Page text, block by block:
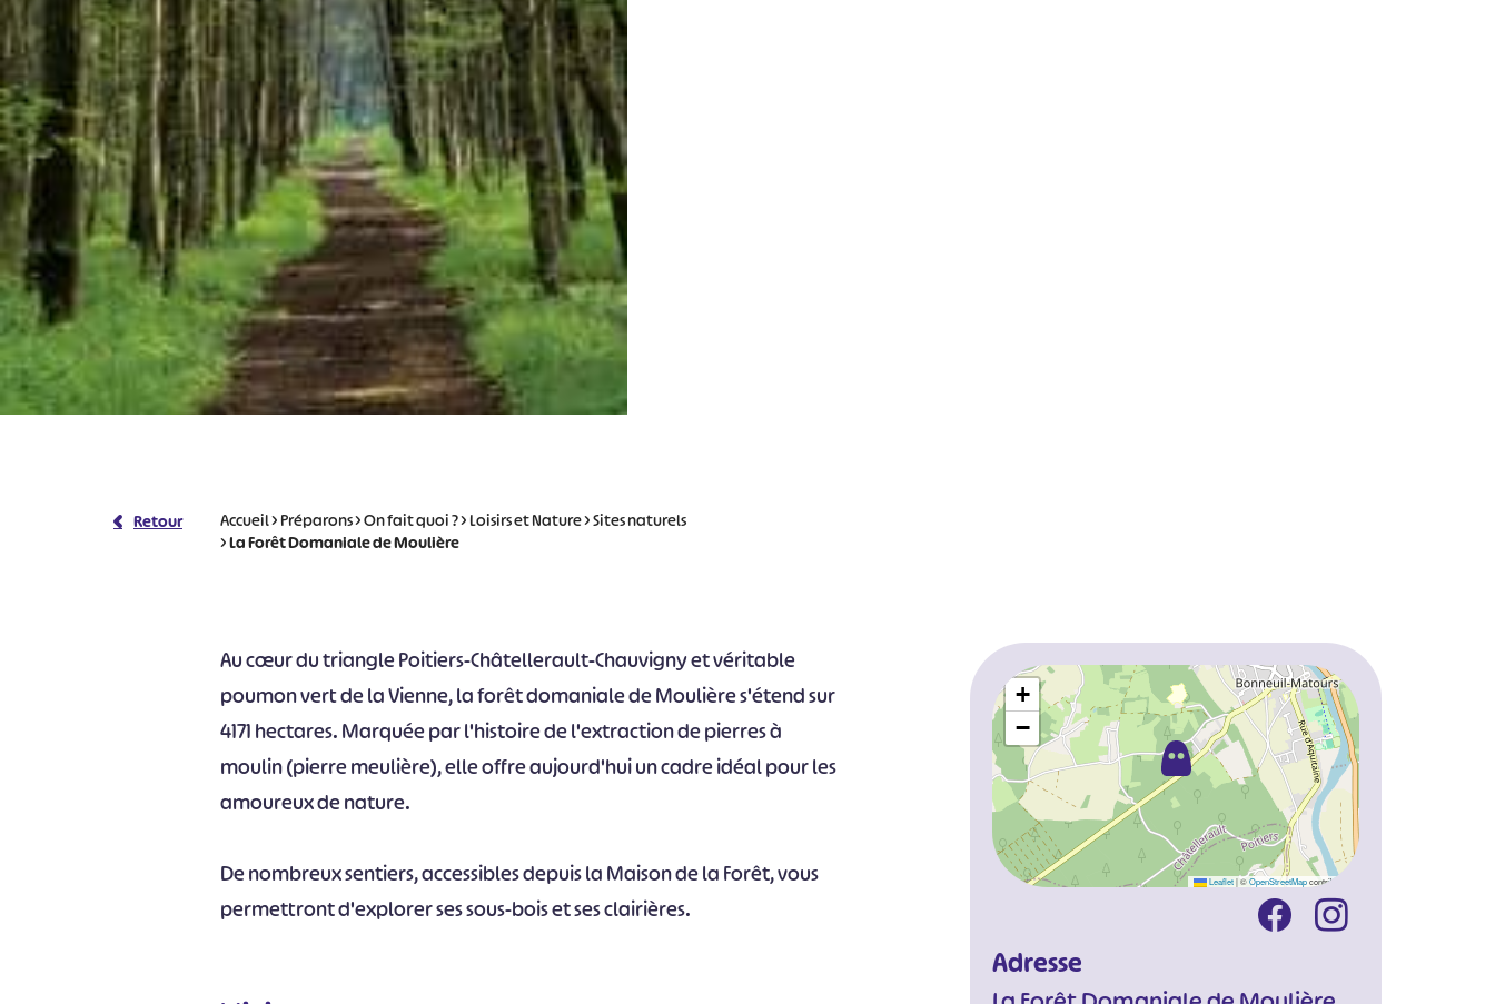
Retour Accueil>Préparons>On fait quoi ?>Loisirs et Nature>Sites naturels
>La Forêt Domaniale de Moulière
Au cœur du triangle Poitiers-Châtellerault-Chauvigny et véritable
poumon vert de la Vienne, la forêt domaniale de Moulière s'étend sur
4171 hectares. Marquée par l'histoire de l'extraction de pierres à
moulin (pierre meulière), elle offre aujourd'hui un cadre idéal pour les
amoureux de nature.
De nombreux sentiers, accessibles depuis la Maison de la Forêt, vous
permettront d'explorer ses sous-bois et ses clairières.
+
−
Leaflet|©OpenStreetMapcontributors
Adresse